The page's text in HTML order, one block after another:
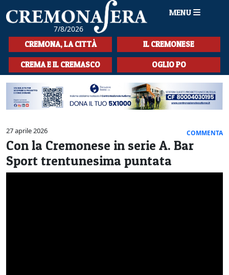
7/8/2026
MENU
HOME
CRONACA
SPORT
LA MUSICA
CULTURA
LA STORIA
SPETTACOLI
CREMONA, LA CITTÀ IL CREMONESE
CREMA E IL CREMASCO OGLIO PO
27 aprile 2026 COMMENTA
Con la Cremonese in serie A. Bar
Sport trentunesima puntata